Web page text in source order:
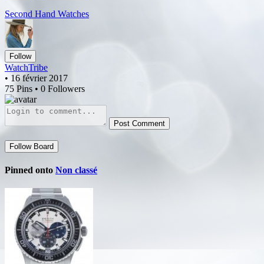
Second Hand Watches
Follow
WatchTribe
• 16 février 2017
75 Pins • 0 Followers
Post Comment
Follow Board
Pinned onto Non classé